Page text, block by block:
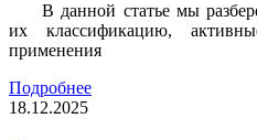
В данной статье мы
их классификацию,
применения
Подробнее
18.12.2025